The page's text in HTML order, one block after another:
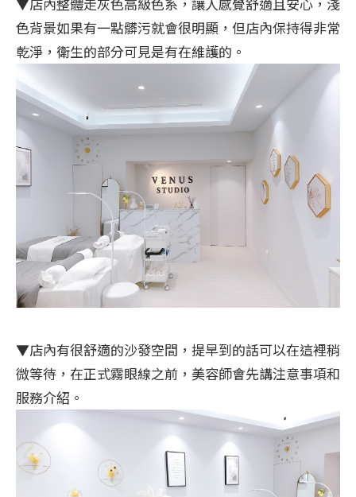
色背景如果有一點髒污就會很明顯，但店內保持得非常
乾淨，衛生的部分可見是有在維護的。
▼店內有很舒適的沙發空間，提早到的話可以在這裡稍
微等待，在正式霧眼線之前，美容師會先講注意事項和
服務介紹。